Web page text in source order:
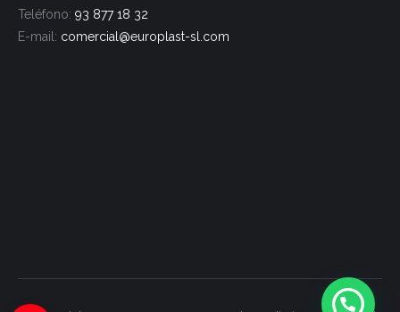
Teléfono: 93 877 18 32
E-mail: comercial@europlast-sl.com